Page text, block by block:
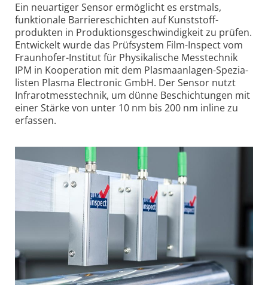
Ein neu­artiger Sensor ermöglicht es erstmals,
funktionale Barriere­schichten auf Kunst­stoff­
produkten in Produktions­geschwindigkeit zu prüfen.
Entwickelt wurde das Prüf­system Film-Inspect vom
Fraun­hofer-Institut für Physika­lische Mess­technik
IPM in Kooperation mit dem Plasma­anlagen-Spezia­
listen Plasma Electronic GmbH. Der Sensor nutzt
Infra­rot­mess­technik, um dünne Beschich­tungen mit
einer Stärke von unter 10 nm bis 200 nm inline zu
erfassen.